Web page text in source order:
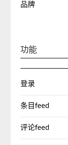
品牌
功能
登录
条目feed
评论feed